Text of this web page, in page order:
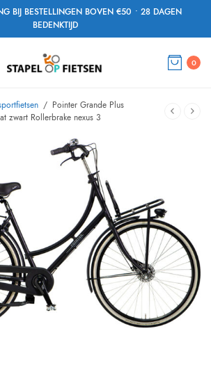
BIJ BESTELLINGEN BOVEN €50 • 28 DAGEN
BEDENKTIJD
0
/ Pointer Grande Plus
zwart Rollerbrake nexus 3